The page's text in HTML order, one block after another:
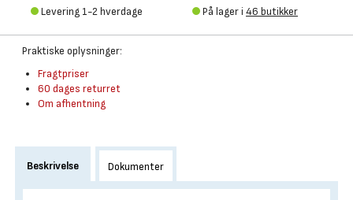
Levering 1-2 hverdage På lager i 46 butikker
Praktiske oplysninger:
Fragtpriser
60 dages returret
Om afhentning
Beskrivelse Dokumenter